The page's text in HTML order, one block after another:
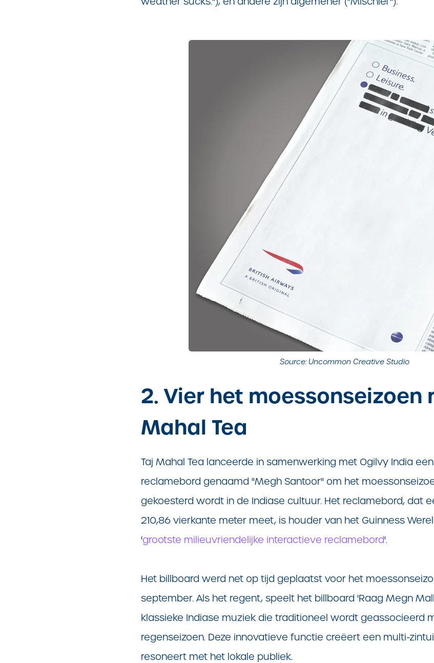
Source: Uncommon Creative Studio
2. Vier het moessonseizoen
Mahal Tea
Taj Mahal Tea lanceerde in samenwerking met Ogilvy India
reclamebord genaamd "Megh Santoor" om het
gekoesterd wordt in de Indiase cultuur. Het reclamebord, dat
210,86 vierkante meter meet, is houder van het Guinness
'grootste milieuvriendelijke interactieve reclamebord'.
Het billboard werd net op tijd geplaatst voor het
september. Als het regent, speelt het billboard 'Raag Megn
klassieke Indiase muziek die traditioneel wordt geassocieerd
regenseizoen. Deze innovatieve functie creëert een multi-
resoneert met het lokale publiek.